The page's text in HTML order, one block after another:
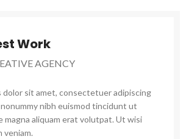
Work
AGENCY
dolor sit amet, consectetuer adipiscing
nibh euismod tincidunt ut
magna aliquam erat volutpat. Ut wisi
veniam.